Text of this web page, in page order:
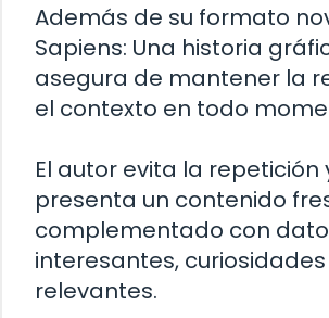
Además de su formato
Sapiens: Una historia
asegura de mantener la
el contexto en todo
El autor evita la repetición
presenta un contenido
complementado con
interesantes,
relevantes.